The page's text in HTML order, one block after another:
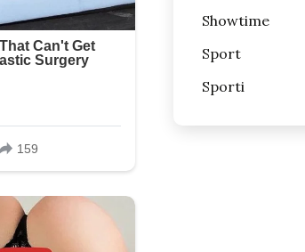
Showtime
Sport
Sporti